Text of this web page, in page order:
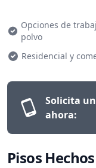
Opciones de
polvo
Residencial y
Solicita
ahora:
Pisos